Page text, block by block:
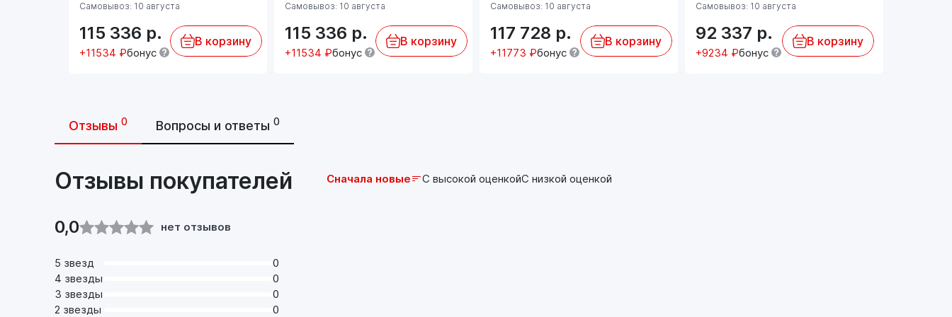
тяжелых грузовиках и иной подобной технике!
Самовывоз: 10 августа
115 336 р.
+11534 ₽бонус
В корзину
Самовывоз: 10 августа
115 336 р.
+11534 ₽бонус
В корзину
Самовывоз: 10 августа
117 728 р.
+11773 ₽бонус
В корзину
Самовывоз: 10 августа
92 337 р.
+9234 ₽бонус
В корзину
Отзывы 0 Вопросы и ответы 0
Отзывы покупателей
0,0 нет отзывов
5 звезд
0
4 звезды
0
3 звезды
0
2 звезды
0
Сначала новые С высокой оценкойС низкой оценкой